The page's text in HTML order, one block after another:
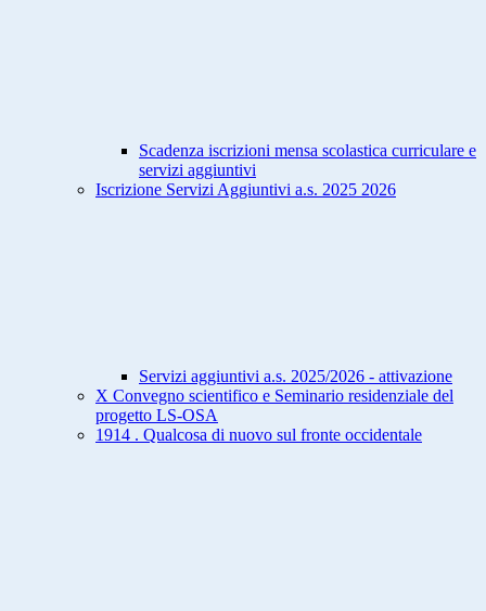
Scadenza iscrizioni mensa scolastica curriculare e
servizi aggiuntivi
Iscrizione Servizi Aggiuntivi a.s. 2025 2026
Servizi aggiuntivi a.s. 2025/2026 - attivazione
X Convegno scientifico e Seminario residenziale del
progetto LS-OSA
1914 . Qualcosa di nuovo sul fronte occidentale